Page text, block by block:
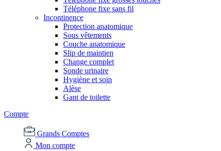
Téléphone fixe sans fil
Incontinence
Protection anatomique
Sous vêtements
Couche anatomique
Slip de maintien
Change complet
Sonde urinaire
Hygiène et soin
Alèse
Gant de toilette
Compte
Grands Comptes
Mon compte